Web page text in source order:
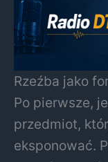
Rzeźba jako
Po pierwsze,
przedmiot,
eksponować.